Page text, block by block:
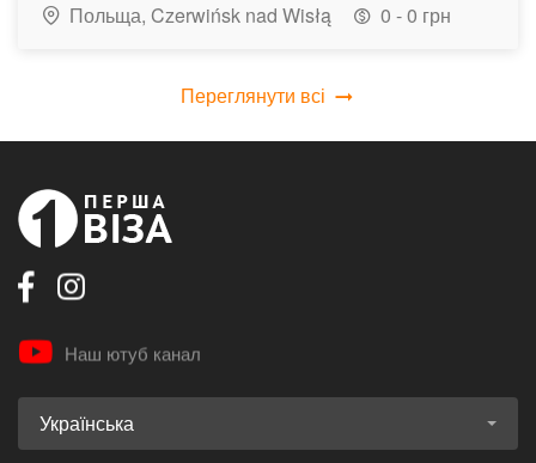
Польща, Czerwińsk nad Wisłą 0 - 0 грн
Переглянути всі
Наш ютуб канал
Українська